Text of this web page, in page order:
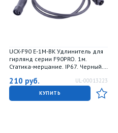
UCX-F90 E-1M-BK Удлинитель для
гирлянд серии F90PRO. 1м.
Статика-мерцание. IP67. Черный.
210 руб. UL-00013223
КУПИТЬ